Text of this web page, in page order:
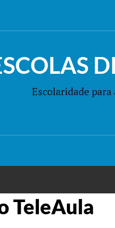
Escolaridade
TeleAula